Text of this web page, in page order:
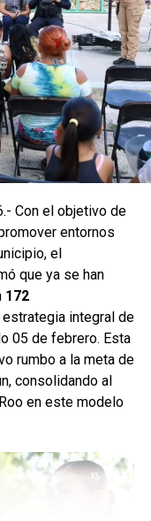
dos pozos sobre la
que en la
en la
de Chunchucmil y
forman parte de
en las
101, 102, 105, 251,
de prevención,
de absorción
personal de
tierra y otros
En la
jornada con una
la formación de
correcta
y llantas.
Con el objetivo de
entornos
el
que ya se han
172
integral de
05 de febrero. Esta
rumbo a la meta de
consolidando al
en este modelo